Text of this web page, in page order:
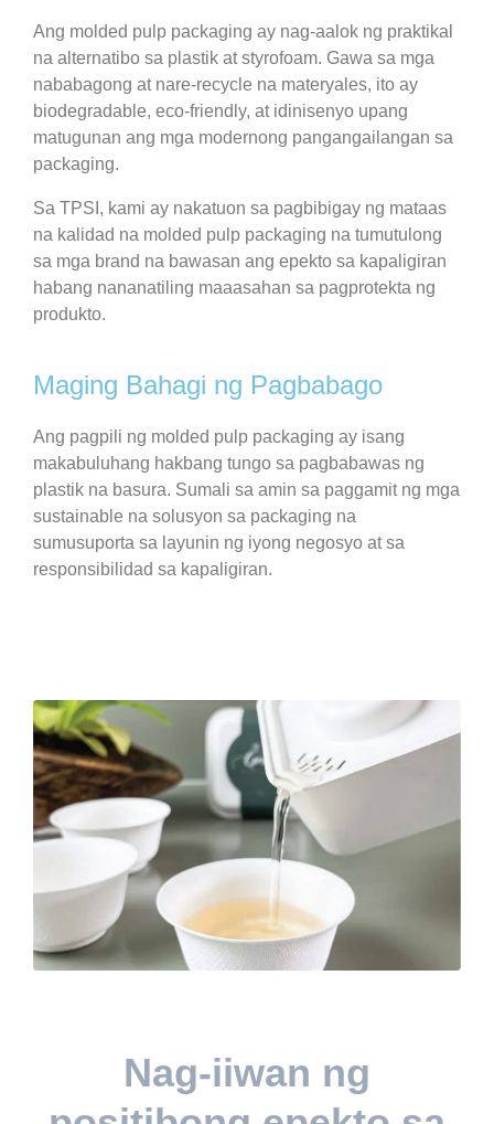
Ang molded pulp packaging ay nag-aalok ng praktikal
na alternatibo sa plastik at styrofoam. Gawa sa mga
nababagong at nare-recycle na materyales, ito ay
biodegradable, eco-friendly, at idinisenyo upang
matugunan ang mga modernong pangangailangan sa
packaging.
Sa TPSI, kami ay nakatuon sa pagbibigay ng mataas
na kalidad na molded pulp packaging na tumutulong
sa mga brand na bawasan ang epekto sa kapaligiran
habang nananatiling maaasahan sa pagprotekta ng
produkto.
Maging Bahagi ng Pagbabago
Ang pagpili ng molded pulp packaging ay isang
makabuluhang hakbang tungo sa pagbabawas ng
plastik na basura. Sumali sa amin sa paggamit ng mga
sustainable na solusyon sa packaging na
sumusuporta sa layunin ng iyong negosyo at sa
responsibilidad sa kapaligiran.
Nag-iiwan ng